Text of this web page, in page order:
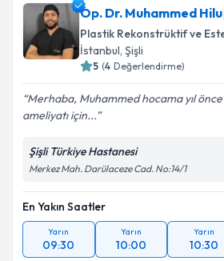
Op. Dr. Muhammed Hilu
Plastik Rekonstrüktif ve
İstanbul, Şişli
5 (4 Değerlendirme)
Merhaba, Muhammed hocama yıl önce
ameliyatı için...
Şişli Türkiye Hastanesi
Merkez Mah. Darülaceze Cad. No:14/1
En Yakın Saatler
Yarın
09:30
Yarın
10:00
Yarın
10:30